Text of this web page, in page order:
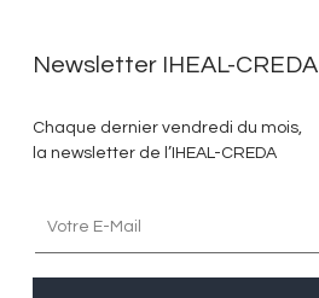
Newsletter IHEAL-CREDA
Chaque dernier vendredi du mois,
la newsletter de l’IHEAL-CREDA